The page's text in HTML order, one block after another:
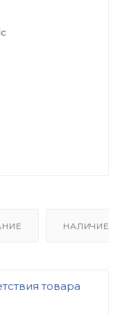
НАЛИЧИЕ
товара